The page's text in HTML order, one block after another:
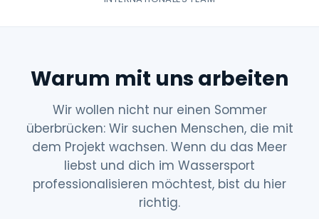
Warum mit uns arbeiten
Wir wollen nicht nur einen Sommer
überbrücken: Wir suchen Menschen, die mit
dem Projekt wachsen. Wenn du das Meer
liebst und dich im Wassersport
professionalisieren möchtest, bist du hier
richtig.